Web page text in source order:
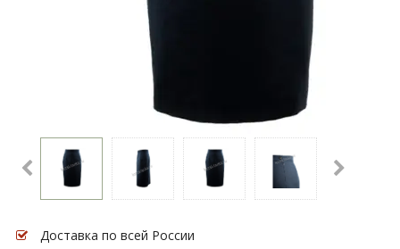
Доставка по всей России